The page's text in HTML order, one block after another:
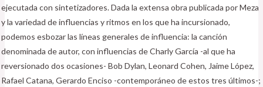
ejecutada con sintetizadores. Dada la extensa obra publicada por Meza
y la variedad de influencias y ritmos en los que ha incursionado,
podemos esbozar las líneas generales de influencia: la canción
denominada de autor, con influencias de Charly García -al que ha
reversionado dos ocasiones- Bob Dylan, Leonard Cohen, Jaime López,
Rafael Catana, Gerardo Enciso -contemporáneo de estos tres últimos-;